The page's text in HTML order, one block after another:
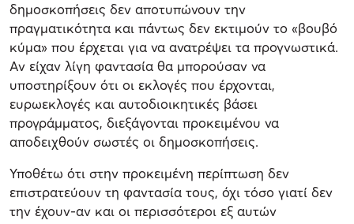
δημοσκοπήσεις δεν αποτυπώνουν την
πραγματικότητα και πάντως δεν εκτιμούν το «βουβό
κύμα» που έρχεται για να ανατρέψει τα προγνωστικά.
Αν είχαν λίγη φαντασία θα μπορούσαν να
υποστηρίξουν ότι οι εκλογές που έρχονται,
ευρωεκλογές και αυτοδιοικητικές βάσει
προγράμματος, διεξάγονται προκειμένου να
αποδειχθούν σωστές οι δημοσκοπήσεις.
Υποθέτω ότι στην προκειμένη περίπτωση δεν
επιστρατεύουν τη φαντασία τους, όχι τόσο γιατί δεν
την έχουν-αν και οι περισσότεροι εξ αυτών